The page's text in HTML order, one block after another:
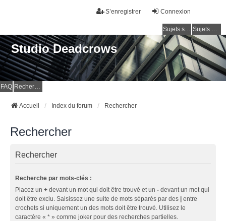
Connexion
S’enregistrer
Sujets sans réponse Sujets actifs
Studio Deadcrows
FAQ Rechercher
Accueil Index du forum Rechercher
Rechercher
Rechercher
Recherche par mots-clés :
Placez un + devant un mot qui doit être trouvé et un - devant un mot qui
doit être exclu. Saisissez une suite de mots séparés par des | entre
crochets si uniquement un des mots doit être trouvé. Utilisez le
caractère « * » comme joker pour des recherches partielles.